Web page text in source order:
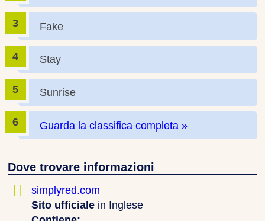
Fake
Stay
Sunrise
Guarda la classifica completa »
Dove trovare informazioni
simplyred.com
Sito ufficiale in Inglese